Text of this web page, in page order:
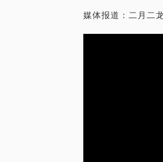
媒体报道：二月二